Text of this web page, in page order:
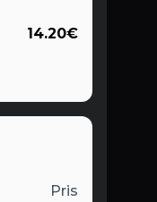
14.20€
Pris